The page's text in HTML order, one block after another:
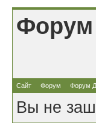
Форум
Сайт Форум Форум
Вы не